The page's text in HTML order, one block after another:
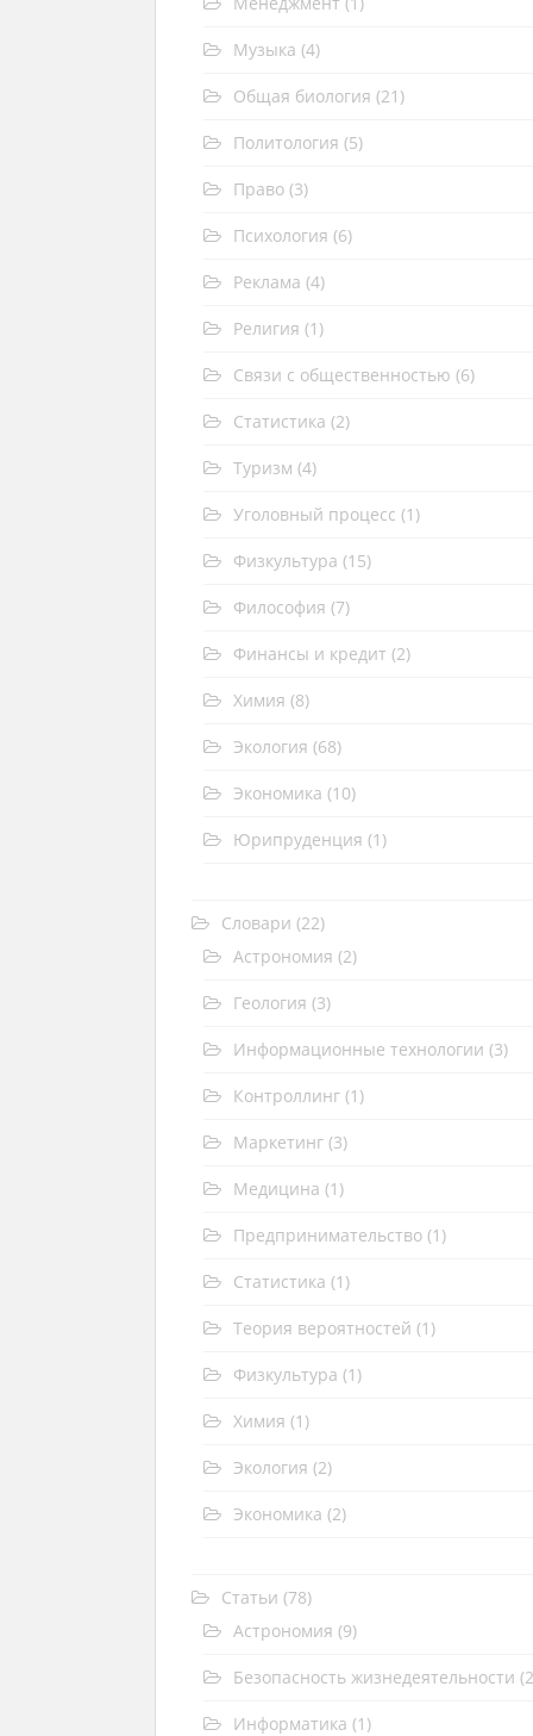
Музыка (4)
Общая биология (21)
Политология (5)
Право (3)
Психология (6)
Реклама (4)
Религия (1)
Связи с общественностью (6)
Статистика (2)
Туризм (4)
Уголовный процесс (1)
Физкультура (15)
Философия (7)
Финансы и кредит (2)
Химия (8)
Экология (68)
Экономика (10)
Юрипруденция (1)
Словари (22)
Астрономия (2)
Геология (3)
Информационные технологии (3)
Контроллинг (1)
Маркетинг (3)
Медицина (1)
Предпринимательство (1)
Статистика (1)
Теория вероятностей (1)
Физкультура (1)
Химия (1)
Экология (2)
Экономика (2)
Статьи (78)
Астрономия (9)
Безопасность жизнедеятельности
Информатика (1)